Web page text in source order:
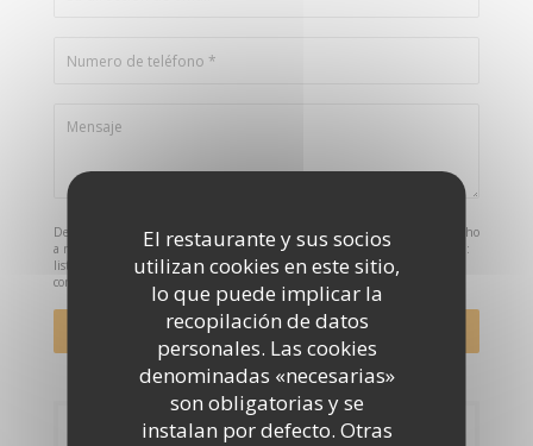
El restaurante y sus socios
utilizan cookies en este sitio,
lo que puede implicar la
recopilación de datos
personales. Las cookies
denominadas «necesarias»
son obligatorias y se
instalan por defecto. Otras
De acuerdo con la normativa de protección de datos, puede ejercer su derecho
a no recibir comunicaciones comerciales inscribiéndose en la Lista Robinson:
listarobinson.es . Para más información sobre el tratamiento de sus datos,
consulte nuestra
Reserva